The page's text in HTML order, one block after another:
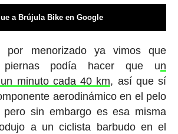
a Brújula Bike en Google
por menorizado ya vimos que
piernas podía hacer que un
minuto cada 40 km, así que sí
aerodinámico en el pelo
sin embargo es esa misma
a un ciclista barbudo en el